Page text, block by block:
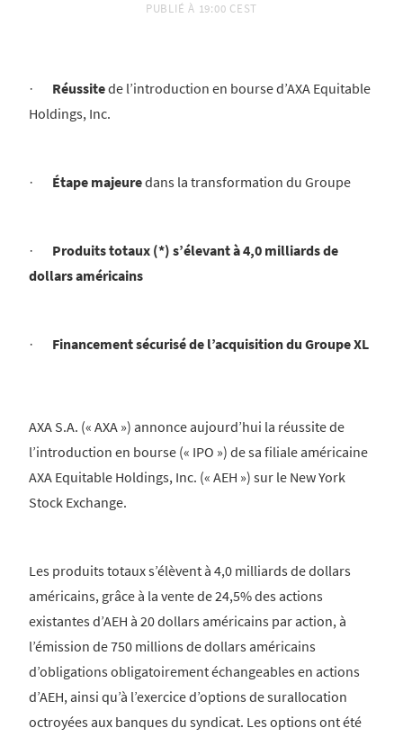
PUBLIÉ À 19:00 CEST
· Réussitede l’introduction en bourse d’AXA Equitable
Holdings, Inc.
· Étape majeuredans la transformation du Groupe
· Produits totaux (*) s’élevant à 4,0 milliards de
dollars américains
· Financement sécurisé de l’acquisition du Groupe XL
AXA S.A. (« AXA ») annonce aujourd’hui la réussite de
l’introduction en bourse (« IPO ») de sa filiale américaine
AXA Equitable Holdings, Inc. (« AEH ») sur le New York
Stock Exchange.
Les produits totaux s’élèvent à 4,0 milliards de dollars
américains, grâce à la vente de 24,5% des actions
existantes d’AEH à 20 dollars américains par action, à
l’émission de 750 millions de dollars américains
d’obligations obligatoirement échangeables en actions
d’AEH, ainsi qu’à l’exercice d’options de surallocation
octroyées aux banques du syndicat. Les options ont été